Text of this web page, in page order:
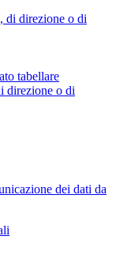
di direzione o di
tabellare
direzione o di
dei dati da